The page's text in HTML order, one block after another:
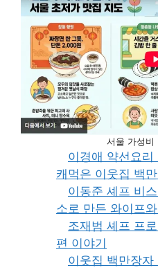
서울 가성비
이경애 약선요
캐먹은 이웃집 백
이동준 셰프 비
소로 만든 와이프
조재범 셰프 프
편 이야기
이웃집 백만장